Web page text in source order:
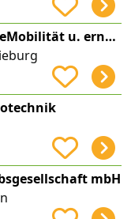
Kompetenz Zentrum eMobilität u. erneuerbare Energien
mbH